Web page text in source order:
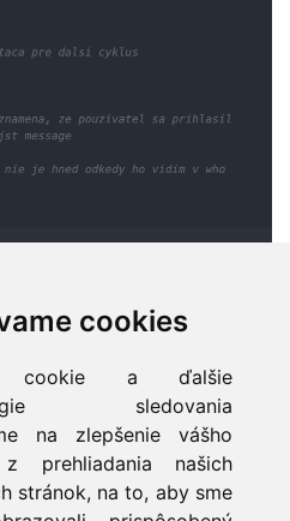
cookies
cookie a ďalšie
sledovania
na zlepšenie vášho
prehliadania našich
stránok, na to, aby sme
Reacte? Objavte
zbraň pre automatizáciu a